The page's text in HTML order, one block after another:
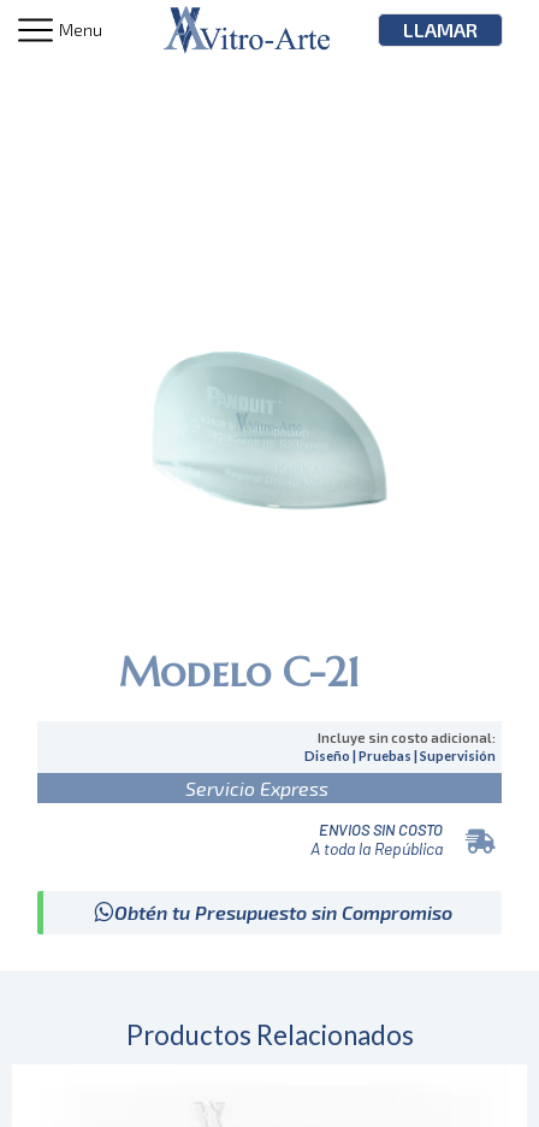
Menu LLAMAR
Modelo C-21
Incluye sin costo adicional:
Diseño | Pruebas | Supervisión
Servicio Express
ENVIOS SIN COSTO
A toda la República
Obtén tu Presupuesto sin Compromiso
Productos Relacionados